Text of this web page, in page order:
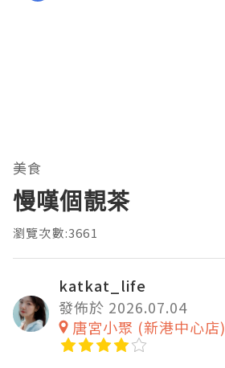
美食
慢嘆個靚茶
瀏覽次數:3661
katkat_life
發佈於 2026.07.04
唐宮小聚 (新港中心店)